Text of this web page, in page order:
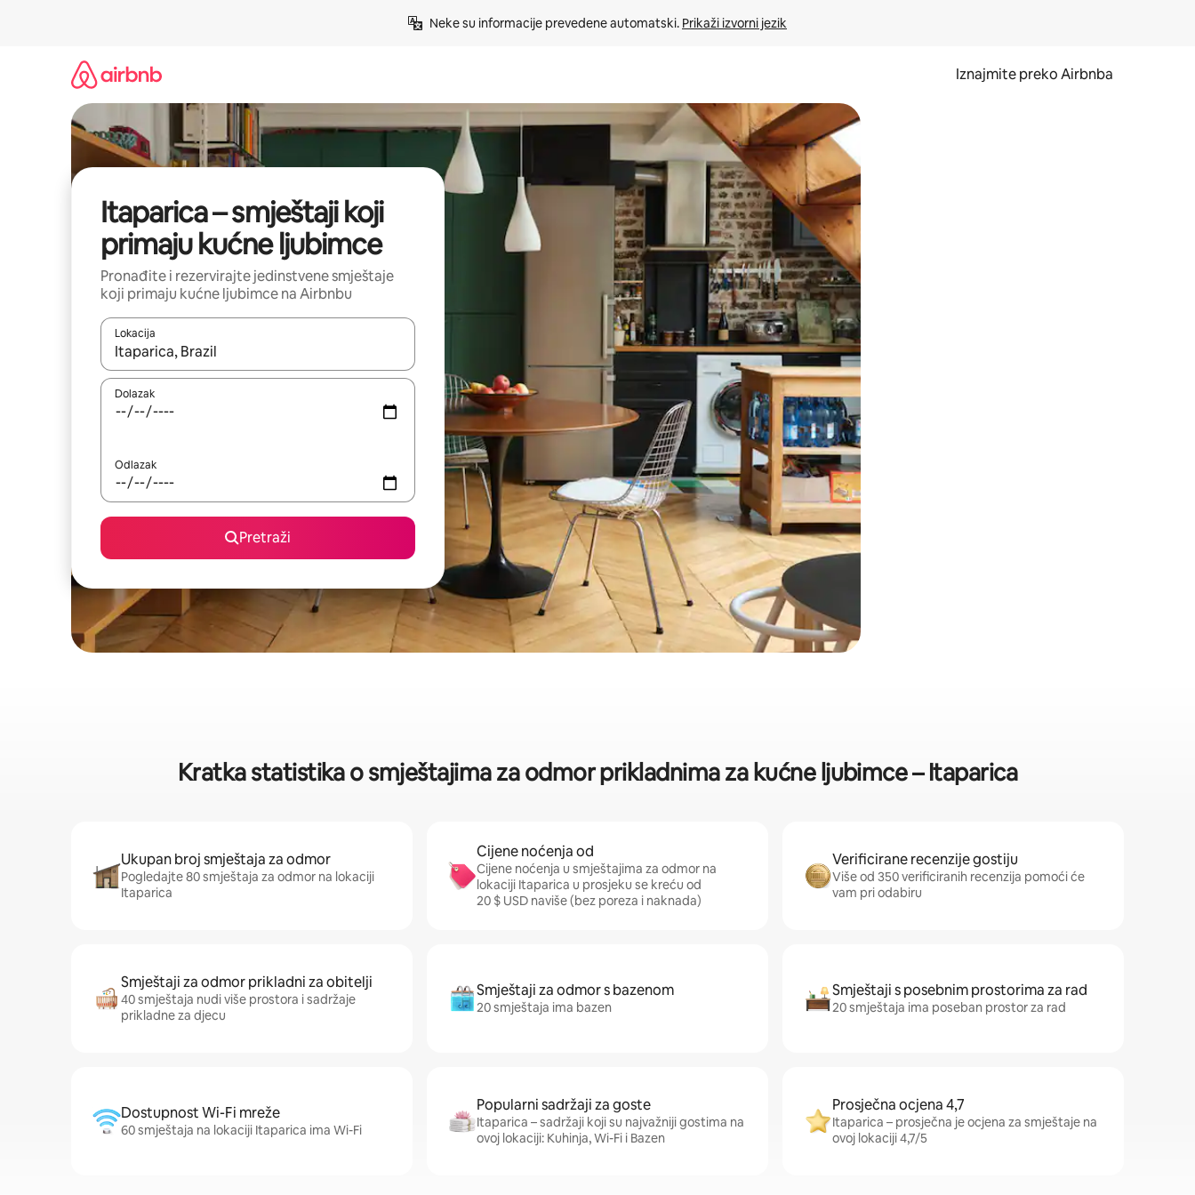
Neke su informacije prevedene automatski. Prikaži izvorni jezik
Iznajmite preko Airbnba
Itaparica – smještaji koji
primaju kućne ljubimce
Pronađite i rezervirajte jedinstvene smještaje
koji primaju kućne ljubimce na Airbnbu
Lokacija
Kada budu dostupni rezultati, moći ćete ih pregledati koristeći se strelicama prema gore i prema dolje, kao i dodirom ili prelaskom prstom po zaslonu.
Dolazak
Odlazak
Pretraži
Kratka statistika o smještajima za odmor prikladnima za kućne ljubimce – Itaparica
Ukupan broj smještaja za odmor
Pogledajte 80 smještaja za odmor na lokaciji
Itaparica
Cijene noćenja od
Cijene noćenja u smještajima za odmor na
lokaciji Itaparica u prosjeku se kreću od
20 $ USD naviše (bez poreza i naknada)
Verificirane recenzije gostiju
Više od 350 verificiranih recenzija pomoći će
vam pri odabiru
Smještaji za odmor prikladni za obitelji
40 smještaja nudi više prostora i sadržaje
prikladne za djecu
Smještaji za odmor s bazenom
20 smještaja ima bazen
Smještaji s posebnim prostorima za rad
20 smještaja ima poseban prostor za rad
Dostupnost Wi-Fi mreže
60 smještaja na lokaciji Itaparica ima Wi-Fi
Popularni sadržaji za goste
Itaparica – sadržaji koji su najvažniji gostima na
ovoj lokaciji: Kuhinja, Wi-Fi i Bazen
Prosječna ocjena 4,7
Itaparica – prosječna je ocjena za smještaje na
ovoj lokaciji 4,7/5